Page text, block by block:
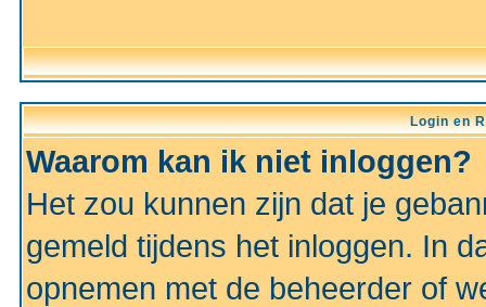
Login en
Waarom kan ik niet inloggen?
Het zou kunnen zijn dat je
gemeld tijdens het inloggen. In
opnemen met de beheerder of